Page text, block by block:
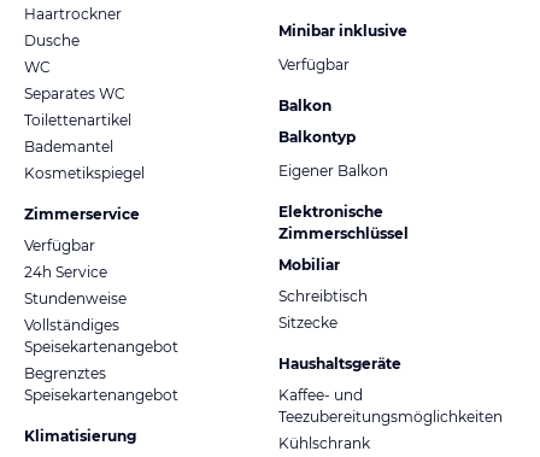
Haartrockner
Dusche
WC
Separates WC
Toilettenartikel
Bademantel
Kosmetikspiegel
Zimmerservice
Verfügbar
24h Service
Stundenweise
Vollständiges
Speisekartenangebot
Begrenztes
Speisekartenangebot
Klimatisierung
Minibar inklusive
Verfügbar
Balkon
Balkontyp
Eigener Balkon
Elektronische
Zimmerschlüssel
Mobiliar
Schreibtisch
Sitzecke
Haushaltsgeräte
Kaffee- und
Teezubereitungsmöglichkeiten
Kühlschrank